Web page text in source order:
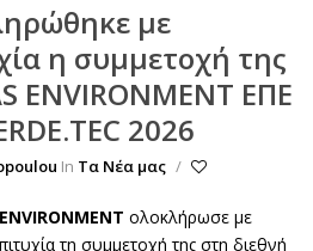
με
η συμμετοχή της
ENVIRONMENT ΕΠΕ
2026
In Τα Νέα μας /
ολοκλήρωσε με
τη συμμετοχή της στη διεθνή